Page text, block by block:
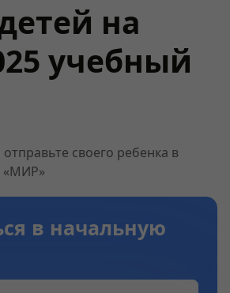
на
учебный
отправьте своего ребенка в
«МИР»
в начальную